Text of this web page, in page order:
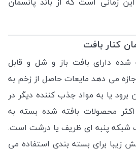
کنار بافت
شده دارای بافت باز و شل و قابل
می دهد مایعات حاصل از زخم به
یا به مواد جذب کننده دیگر در
محصولات بافته شده بسته به
شبکه پنبه ای ظریف یا درشت است.
مش زیبا برای بسته بندی استفاده می